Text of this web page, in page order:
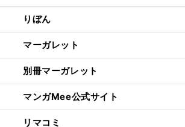
りぼん
マーガレット
別冊マーガレット
マンガMee公式サイト
リマコミ